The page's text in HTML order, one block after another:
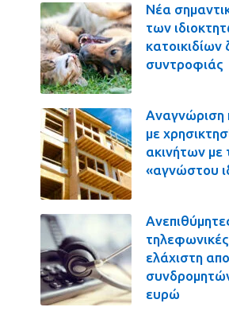
Νέα
των
συντροφιάς
Αναγνώριση
με
ακινήτων με
«αγνώστου
τηλεφωνικές
ελάχιστη
ευρώ